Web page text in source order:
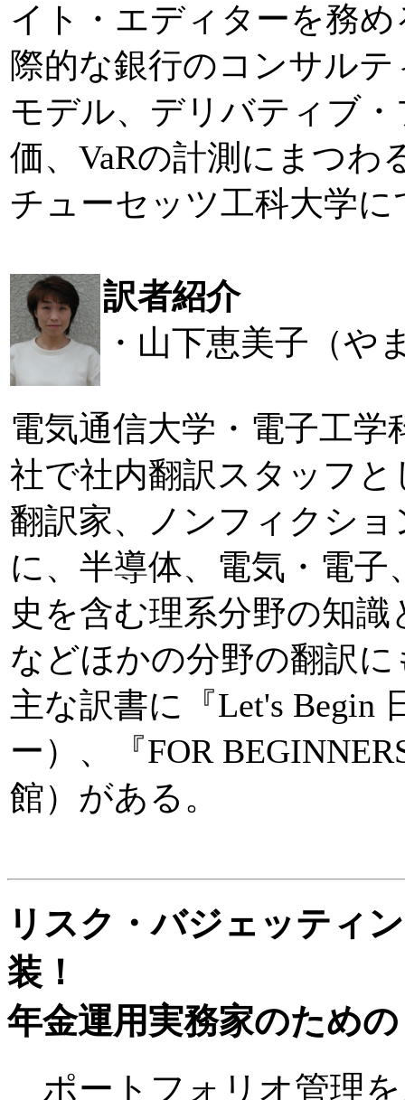
イト・エディターを務
際的な銀行のコンサル
モデル、デリバティブ
価、VaRの計測にまつわ
チューセッツ工科大学
訳者紹介
・山下恵美子（
電気通信大学・電子工
社で社内翻訳スタッフ
翻訳家、ノンフィクシ
に、半導体、電気・電
史を含む理系分野の知
などほかの分野の翻訳
主な訳書に『Let's Begin
ー）、『FOR
館）がある。
リスク・バジェッティ
装！
年金運用実務家のため
ポートフォリオ管理